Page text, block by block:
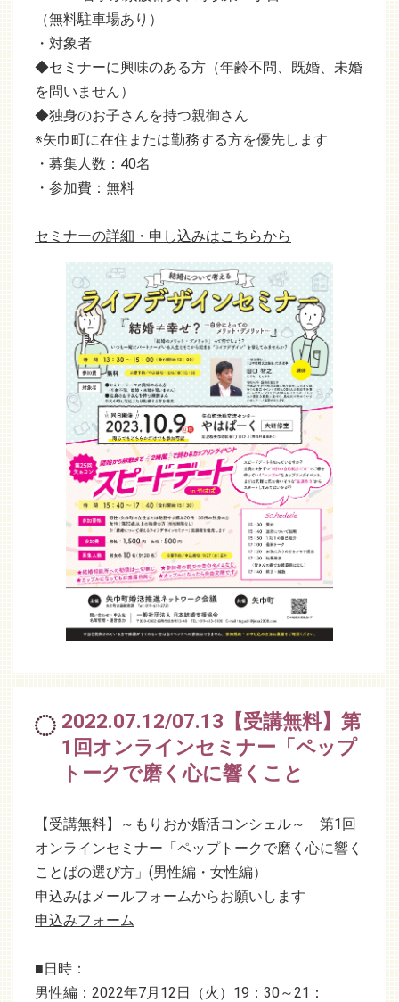
（無料駐車場あり）
・対象者
◆セミナーに興味のある方（年齢不問、既婚、未婚
を問いません）
◆独身のお子さんを持つ親御さん
※矢巾町に在住または勤務する方を優先します
・募集人数：40名
・参加費：無料
セミナーの詳細・申し込みはこちらから
2022.07.12/07.13【受講無料】第
1回オンラインセミナー「ペップ
トークで磨く心に響くこと
【受講無料】～もりおか婚活コンシェル～ 第1回
オンラインセミナー「ペップトークで磨く心に響く
ことばの選び方」(男性編・女性編）
申込みはメールフォームからお願いします
申込みフォーム
■日時：
男性編：2022年7月12日（火）19：30～21：